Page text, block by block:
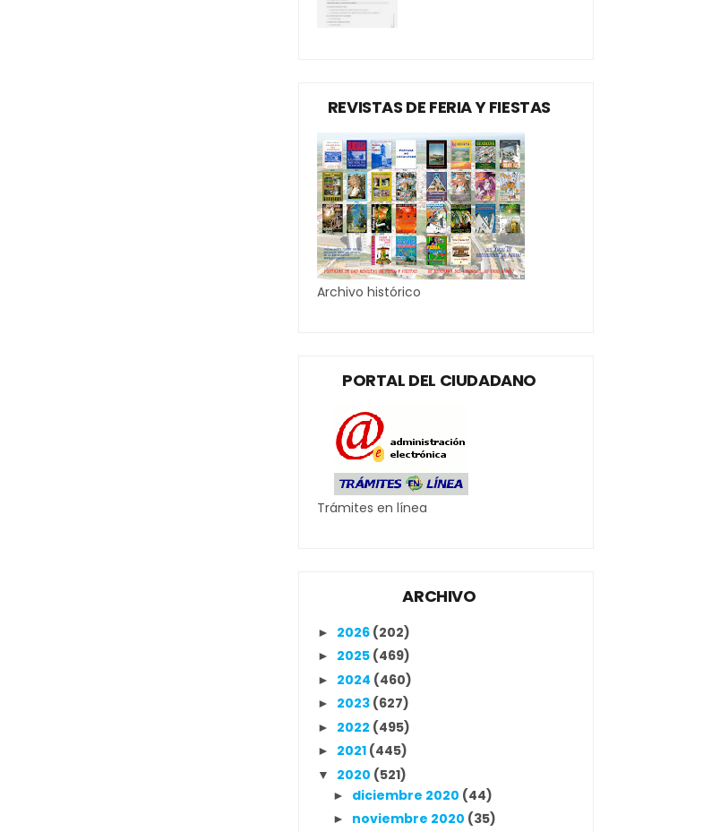
REVISTAS DE FERIA Y FIESTAS
Archivo histórico
PORTAL DEL CIUDADANO
Trámites en línea
ARCHIVO
► 2026 (202)
► 2025 (469)
► 2024 (460)
► 2023 (627)
► 2022 (495)
► 2021 (445)
▼ 2020 (521)
► diciembre 2020 (44)
► noviembre 2020 (35)